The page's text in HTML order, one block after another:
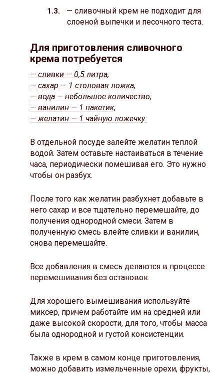
— сливочный крем не подходит для
слоеной выпечки и песочного теста.
Для приготовления сливочного
крема потребуется
— сливки — 0,5 литра;
— сахар — 1 столовая ложка;
— вода — небольшое количество;
— ванилин — 1 пакетик;
— желатин — 1 чайную ложечку.
В отдельной посуде залейте желатин теплой
водой. Затем оставьте настаиваться в течение
часа, периодически помешивая его. Это нужно
чтобы он разбух.
После того как желатин разбухнет добавьте в
него сахар и все тщательно перемешайте, до
получения однородной смеси. Затем в
полученную смесь влейте сливки и ванилин,
снова перемешайте.
Все добавления в смесь делаются в процессе
перемешивания без остановок.
Для хорошего вымешивания используйте
миксер, причем работайте им на средней или
даже высокой скорости, для того, чтобы масса
была однородной и густой консистенции.
Также в крем в самом конце приготовления,
можно добавить измельченные орехи, фрукты,